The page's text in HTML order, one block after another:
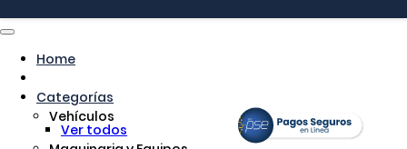
Home
Categorías
Vehículos
Ver todos